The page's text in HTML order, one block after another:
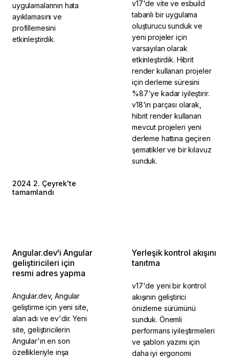
uygulamalarının hata
ayıklamasını ve
profillemesini
etkinleştirdik.
2024 2. Çeyrek'te
tamamlandı
v17'de vite ve esbuild
tabanlı bir uygulama
oluşturucu sunduk ve
yeni projeler için
varsayılan olarak
etkinleştirdik. Hibrit
render kullanan projeler
için derleme süresini
%87'ye kadar iyileştirir.
v18'in parçası olarak,
hibrit render kullanan
mevcut projeleri yeni
derleme hattına geçiren
şematikler ve bir kılavuz
sunduk.
Angular.dev'i Angular
geliştiricileri için
resmi adres yapma
Angular.dev, Angular
geliştirme için yeni site,
alan adı ve ev'dir. Yeni
site, geliştiricilerin
Angular'ın en son
özellikleriyle inşa
Yerleşik kontrol akışını
tanıtma
v17'de yeni bir kontrol
akışının geliştirici
önizleme sürümünü
sunduk. Önemli
performans iyileştirmeleri
ve şablon yazımı için
daha iyi ergonomi